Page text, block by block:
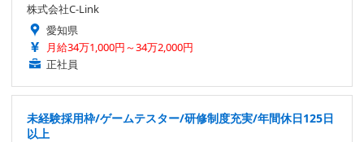
株式会社C-Link
愛知県
月給34万1,000円～34万2,000円
正社員
未経験採用枠/ゲームテスター/研修制度充実/年間休日125日
以上